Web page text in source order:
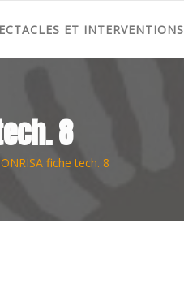
ET INTERVENTIONS
8
fiche tech. 8